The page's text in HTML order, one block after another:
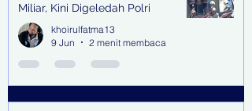
Miliar, Kini Digeledah Polri
khoirulfatma13
9 Jun
2 menit membaca